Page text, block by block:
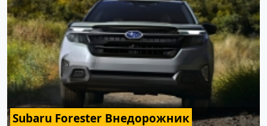
Subaru Forester Внедорожник